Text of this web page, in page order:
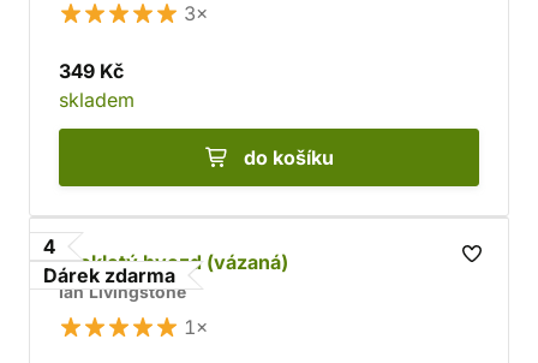
3×
349 Kč
skladem
do košíku
4
Dárek zdarma
Prokletý hvozd (vázaná)
Ian Livingstone
1×